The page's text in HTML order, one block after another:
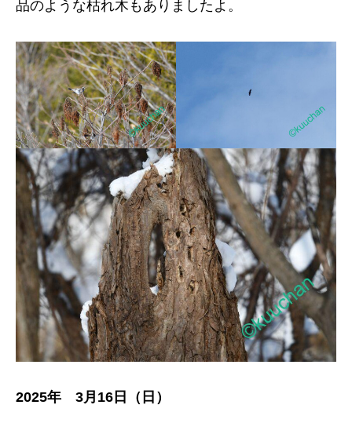
品のような枯れ木もありましたよ。
2025年 3月16日（日）